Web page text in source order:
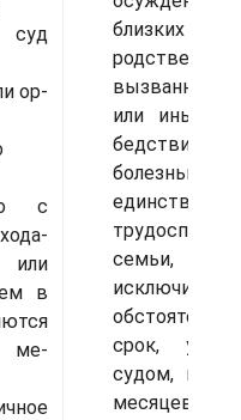
суд
ор­
с
в
ме­
близких
вызванные
или иным
бедствием,
болез­нью
семьи,
срок,
судом, но
месяцев;